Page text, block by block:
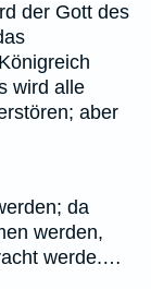
der Gott des
wird alle
aber
da
werden,
werde.…